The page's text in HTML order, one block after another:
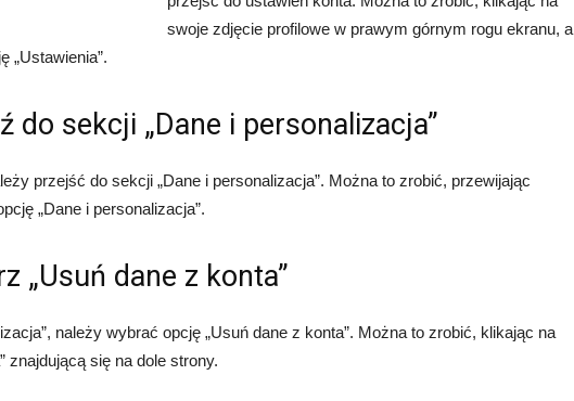
swoje zdjęcie profilowe w prawym górnym rogu ekranu, a
„Ustawienia”.
do sekcji „Dane i personalizacja”
przejść do sekcji „Dane i personalizacja”. Można to zrobić, przewijając
„Dane i personalizacja”.
„Usuń dane z konta”
należy wybrać opcję „Usuń dane z konta”. Można to zrobić, klikając na
znajdującą się na dole strony.